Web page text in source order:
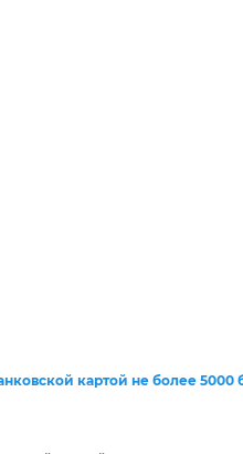
картой не более 5000